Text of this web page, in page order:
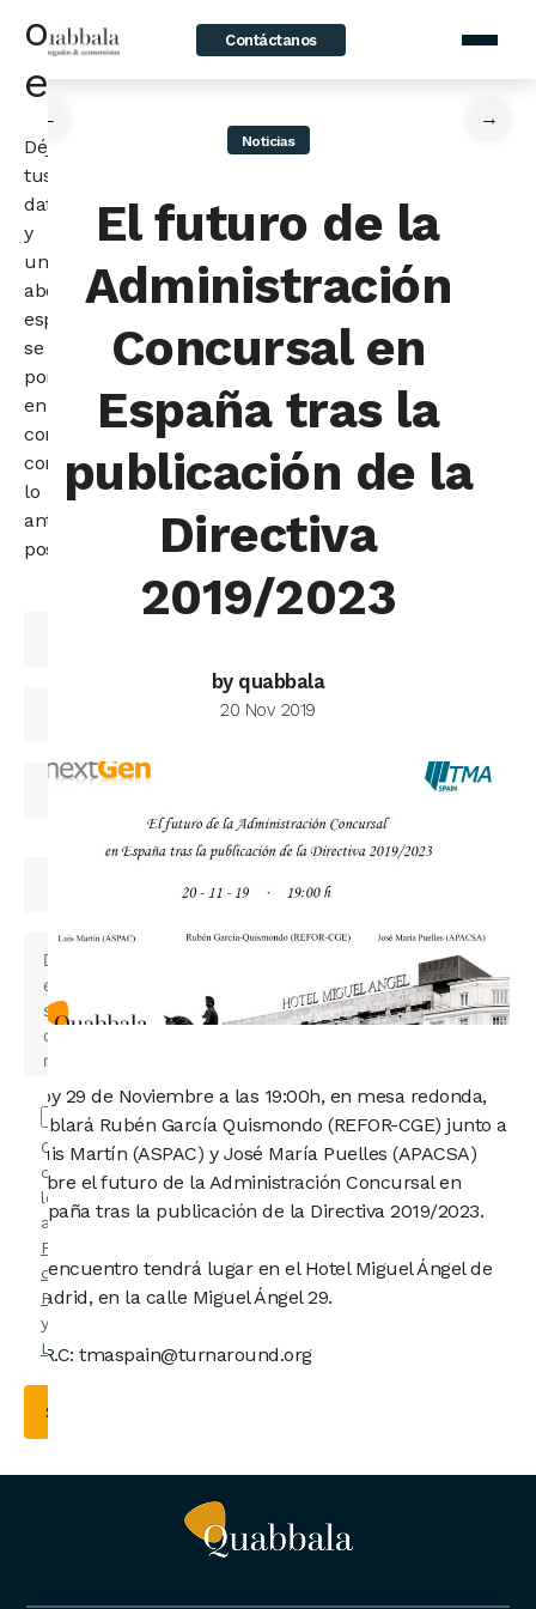
Contáctanos
home / News
El futuro de la Administración Concursal en España tras
←
Noticias
→
El futuro de la
Administración
Concursal en
España tras la
publicación de la
Directiva
2019/2023
by quabbala
20 Nov 2019
Hoy 29 de Noviembre a las 19:00h, en mesa redonda,
hablará Rubén García Quismondo (REFOR-CGE) junto a
Luis Martín (ASPAC) y José María Puelles (APACSA)
sobre el futuro de la Administración Concursal en
España tras la publicación de la Directiva 2019/2023.
El encuentro tendrá lugar en el Hotel Miguel Ángel de
Madrid, en la calle Miguel Ángel 29.
S.R.C: tmaspain@turnaround.org
o
economista
Déjanos
tus
datos
y
un
abogado
especialista
se
pondrá
en
contacto
contigo
lo
antes
posible.
Confirmo
que he
leído y
acepto la
Política
de
Privacidad
y el
Legal.